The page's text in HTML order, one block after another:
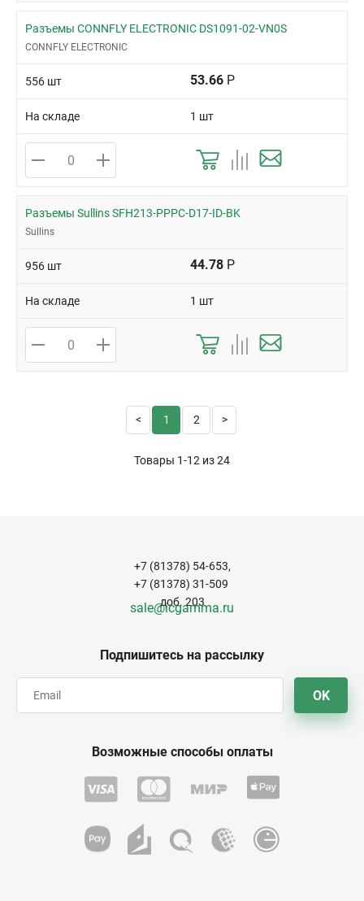
Разъемы CONNFLY ELECTRONIC DS1091-02-VN0S
CONNFLY ELECTRONIC
556 шт 53.66 Р
На складе 1 шт
Разъемы Sullins SFH213-PPPC-D17-ID-BK
Sullins
956 шт 44.78 Р
На складе 1 шт
1 2
Товары 1-12 из24
Подпишитесь на рассылку
OK
+7 (81378) 54-653,
+7 (81378) 31-509
доб. 203
sale@icgamma.ru
Возможные способы оплаты